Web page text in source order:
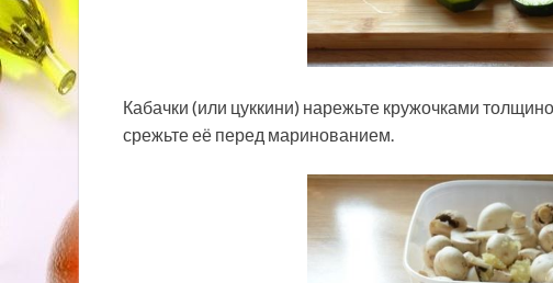
Кабачки (или цуккини) нарежьте кружочками
срежьте её перед маринованием.